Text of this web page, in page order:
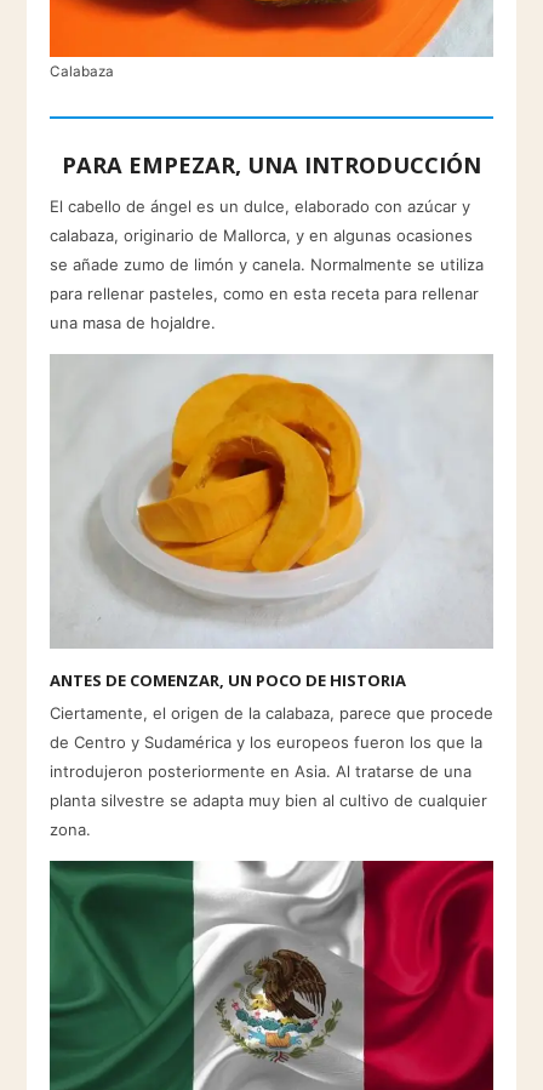
Calabaza
PARA EMPEZAR, UNA INTRODUCCIÓN
El cabello de ángel es un dulce, elaborado con azúcar y
calabaza, originario de Mallorca, y en algunas ocasiones
se añade zumo de limón y canela. Normalmente se utiliza
para rellenar pasteles, como en esta receta para rellenar
una masa de hojaldre.
ANTES DE COMENZAR, UN POCO DE HISTORIA
Ciertamente, el origen de la calabaza, parece que procede
de Centro y Sudamérica y los europeos fueron los que la
introdujeron posteriormente en Asia. Al tratarse de una
planta silvestre se adapta muy bien al cultivo de cualquier
zona.